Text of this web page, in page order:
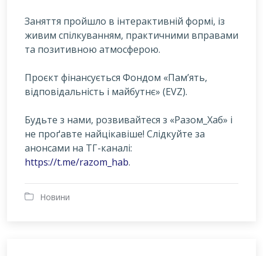
Заняття пройшло в інтерактивній формі, із
живим спілкуванням, практичними вправами
та позитивною атмосферою.
Проєкт фінансується Фондом «Пам’ять,
відповідальність і майбутнє» (EVZ).
Будьте з нами, розвивайтеся з «Разом_Хаб» і
не проґавте найцікавіше! Слідкуйте за
анонсами на ТГ-каналі:
https://t.me/razom_hab.
Новини